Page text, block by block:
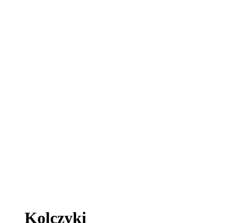
Kolczyki